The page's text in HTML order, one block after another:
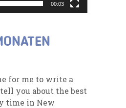
00:03
for me to write a
you about the best
time in New